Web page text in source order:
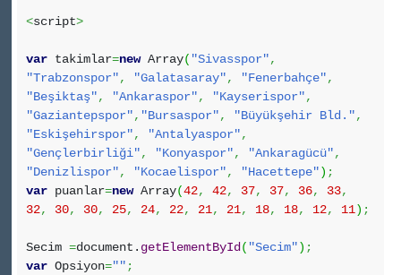
<script>
var takimlar=new Array( "Sivasspor",
"Trabzonspor", "Galatasaray", "Fenerbahçe",
"Beşiktaş", "Ankaraspor", "Kayserispor",
"Gaziantepspor", "Bursaspor", "Büyükşehir Bld.",
"Eskişehirspor", "Antalyaspor",
"Gençlerbirliği", "Konyaspor", "Ankaragücü",
"Denizlispor", "Kocaelispor", "Hacettepe") ;
var puanlar=new Array(42, 42, 37, 37, 36, 33,
32, 30, 30, 25, 24, 22, 21, 21, 18, 18, 12, 11) ;
Secim =document. getElementById ( "Secim") ;
var Opsiyon="" ;